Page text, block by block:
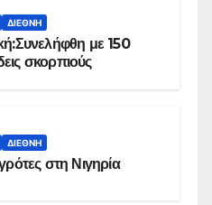
ΔΙΕΘΝΉ
με 150
σκορπιούς
ΔΙΕΘΝΉ
στη Νιγηρία